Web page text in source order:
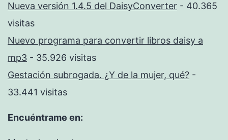
Nueva versión 1.4.5 del DaisyConverter - 40.365
visitas
Nuevo programa para convertir libros daisy a
mp3 - 35.926 visitas
Gestación subrogada. ¿Y de la mujer, qué? -
33.441 visitas
Encuéntrame en: